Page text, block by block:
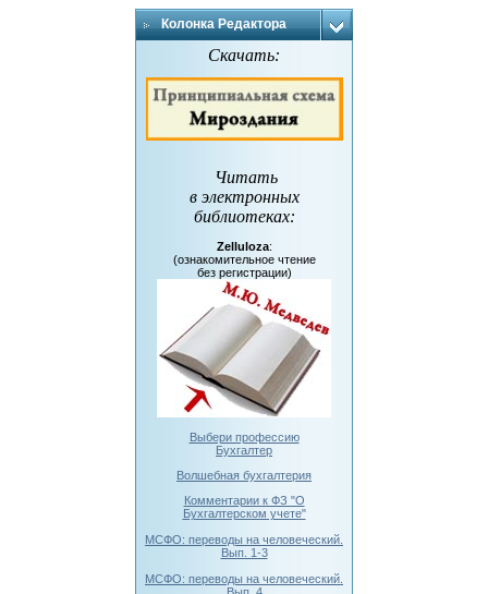
Колонка Редактора
Скачать:
Читать
в электронных
библиотеках:
Zelluloza:
(ознакомительное чтение
без регистрации)
Выбери профессию
Бухгалтер
Волшебная бухгалтерия
Комментарии к ФЗ "О
Бухгалтерском учете"
МСФО: переводы на человеческий.
Вып. 1-3
МСФО: переводы на человеческий.